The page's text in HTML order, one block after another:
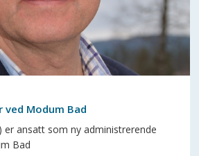
Modum Bad
er ansatt som ny administrerende
Bad